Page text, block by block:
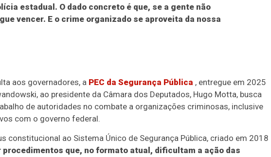
estadual. O dado concreto é que, se a gente não
vencer. E o crime organizado se aproveita da nossa
aos governadores, a PEC da Segurança Pública , entregue em 2025
ao presidente da Câmara dos Deputados, Hugo Motta, busca
de autoridades no combate a organizações criminosas, inclusive
com o governo federal.
constitucional ao Sistema Único de Segurança Pública, criado em 2018
que, no formato atual, dificultam a ação das